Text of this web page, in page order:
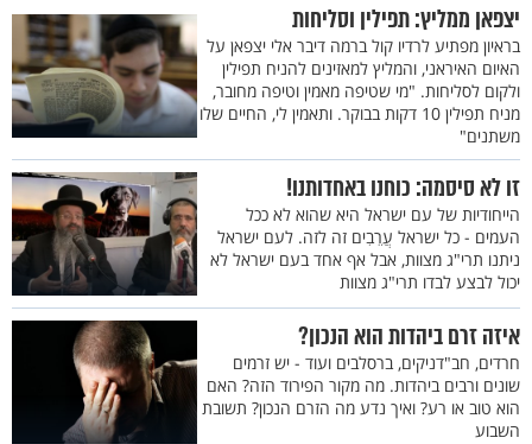
יצפאן ממליץ: תפילין וסליחות
בראיון מפתיע לרדיו קול ברמה דיבר אלי יצפאן על
האיום האיראני, והמליץ למאזינים להניח תפילין
ולקום לסליחות. "מי שטיפה מאמין וטיפה מחובר,
מניח תפילין 10 דקות בבוקר. ותאמין לי, החיים שלו
משתנים"
זו לא סיסמה: כוחנו באחדותנו!
הייחודיות של עם ישראל היא שהוא לא ככל
העמים - כל ישראל עֲרֵבִים זה לזה. לעם ישראל
ניתנו תרי"ג מצוות, אבל אף אחד בעם ישראל לא
יכול לבצע לבדו תרי"ג מצוות
איזה זרם ביהדות הוא הנכון?
חרדים, חב"דניקים, ברסלבים ועוד - יש זרמים
שונים ורבים ביהדות. מה מקור הפירוד הזה? האם
הוא טוב או רע? ואיך נדע מה הזרם הנכון? תשובת
השבוע